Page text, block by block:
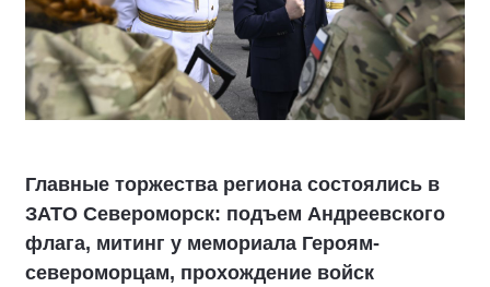
Главные торжества региона состоялись в
ЗАТО Североморск: подъем Андреевского
флага, митинг у мемориала Героям-
североморцам, прохождение войск